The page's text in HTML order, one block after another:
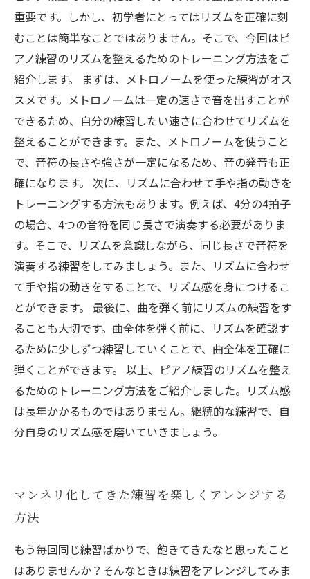
重要です。しかし、初学者にとってはリズムを正確に刻
むことは簡単なことではありません。そこで、今回はピ
アノ練習のリズムを整えるためのトレーニング方法をご
紹介します。 まずは、メトロノームを使った練習がオス
スメです。メトロノームは一定の速さで音を出すことが
できるため、自分の練習したい速さに合わせてリズムを
整えることができます。また、メトロノームを使うこと
で、音符の長さや強さが一定になるため、音の発音も正
確になります。 次に、リズムに合わせて手や指の動きを
トレーニングする方法もあります。例えば、4分の4拍子
の場合、4つの音符を同じ長さで演奏する必要がありま
す。そこで、リズムを意識しながら、同じ長さで音符を
演奏する練習をしてみましょう。また、リズムに合わせ
て手や指の動きをすることで、リズム感を身につけるこ
とができます。 最後に、曲を弾く前にリズムの練習をす
ることも大切です。曲全体を弾く前に、リズムを確認す
るために少しずつ練習していくことで、曲全体を正確に
弾くことができます。 以上、ピアノ練習のリズムを整え
るためのトレーニング方法をご紹介しました。リズム感
は長年かかるものではありません。継続的な練習で、自
分自身のリズム感を磨いていきましょう。
マンネリ化してきた練習を楽しくアレンジする
方法
もう毎回同じ練習ばかりで、飽きてきたなと思ったこと
はありませんか？そんなときは練習をアレンジしてみま